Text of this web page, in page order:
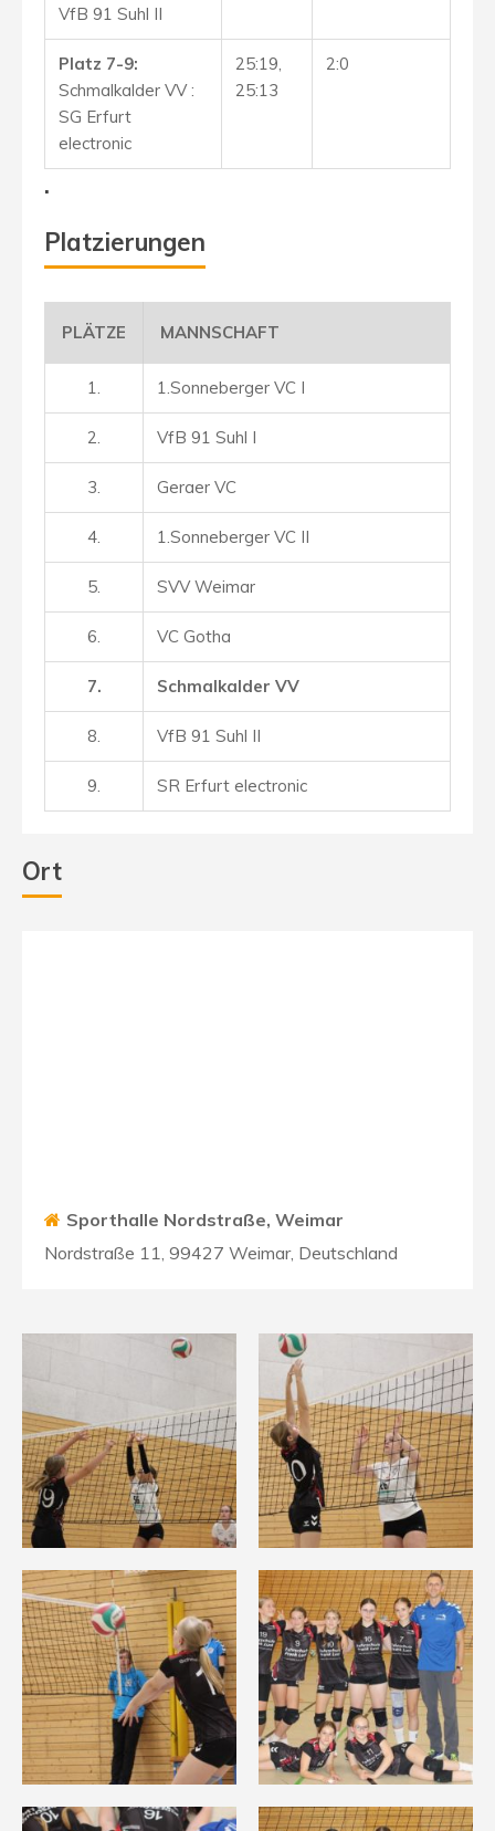
VfB 91 Suhl II
Platz 7-9:
Schmalkalder VV :
SG Erfurt
electronic
25:19,
25:13
2:0
.
Platzierungen
PLÄTZE MANNSCHAFT
1. 1.Sonneberger VC I
2. VfB 91 Suhl I
3. Geraer VC
4. 1.Sonneberger VC II
5. SVV Weimar
6. VC Gotha
7. Schmalkalder VV
8. VfB 91 Suhl II
9. SR Erfurt electronic
Ort
Sporthalle Nordstraße, Weimar
Nordstraße 11, 99427 Weimar, Deutschland